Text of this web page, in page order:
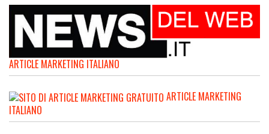
ARTICLE MARKETING ITALIANO
ARTICLE MARKETING
ITALIANO